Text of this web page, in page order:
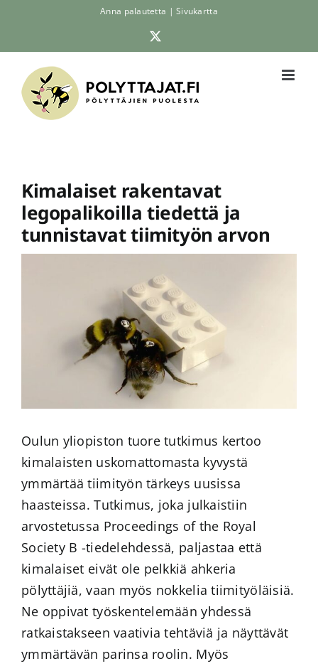
content
Anna palautetta |Sivukartta
Kimalaiset rakentavat
legopalikoilla tiedettä ja
tunnistavat tiimityön arvon
Oulun yliopiston tuore tutkimus kertoo
kimalaisten uskomattomasta kyvystä
ymmärtää tiimityön tärkeys uusissa
haasteissa. Tutkimus, joka julkaistiin
arvostetussa Proceedings of the Royal
Society B -tiedelehdessä, paljastaa että
kimalaiset eivät ole pelkkiä ahkeria
pölyttäjiä, vaan myös nokkelia tiimityöläisiä.
Ne oppivat työskentelemään yhdessä
ratkaistakseen vaativia tehtäviä ja näyttävät
ymmärtävän parinsa roolin. Myös